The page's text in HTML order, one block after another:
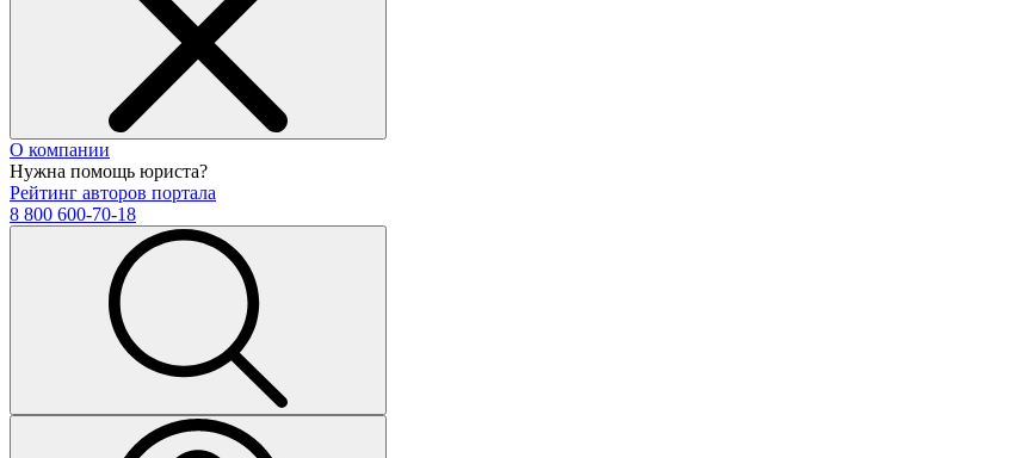
О компании
Нужна помощь юриста?
Рейтинг авторов портала
8 800 600-70-18